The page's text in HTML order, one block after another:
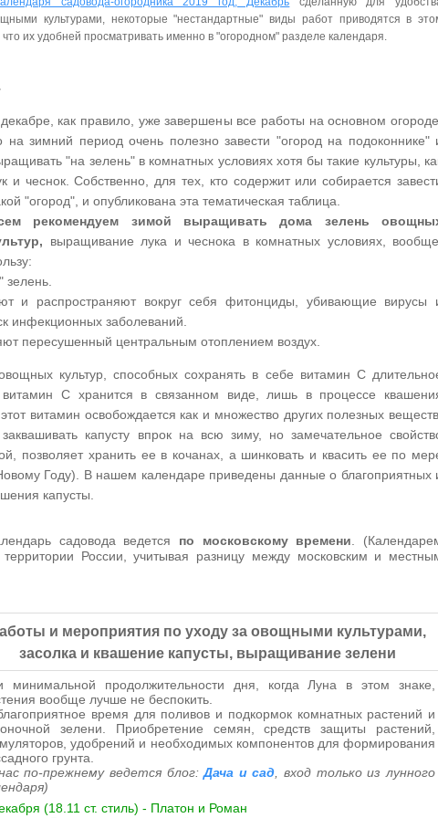
культурами, некоторые "нестандартные" виды работ приводятся в
что их удобней просматривать именно в "огородном" разделе календаря.
как правило, уже завершены все работы на основном огороде,
на зимний период очень полезно завести "огород на подоконнике"
"на зелень" в комнатных условиях хотя бы такие культуры,
и чеснок. Собственно, для тех, кто содержит или собирается
"огород", и опубликована эта тематическая таблица.
рекомендуем зимой выращивать дома зелень
выращивание лука и чеснока в комнатных условиях, вообще,
и распространяют вокруг себя фитонциды, убивающие вирусы
инфекционных заболеваний.
пересушенный центральным отоплением воздух.
культур, способных сохранять в себе витамин C
С хранится в связанном виде, лишь в процессе
витамин освобождается как и множество других полезных веществ.
капусту впрок на всю зиму, но замечательное
позволяет хранить ее в кочанах, а шинковать и квасить ее по
Году). В нашем календаре приведены данные о благоприятных
капусты.
садовода ведется по московскому времени .
России, учитывая разницу между московским и
и мероприятия по уходу за овощными культурами,
засолка и квашение капусты, выращивание зелени
минимальной продолжительности дня, когда Луна в этом знаке,
вообще лучше не беспокить.
время для поливов и подкормок комнатных растений и
зелени. Приобретение семян, средств защиты растений,
удобрений и необходимых компонентов для формирования
грунта.
по-прежнему ведется блог:Дача и сад , вход только из лунного
(18.11 ст. стиль) - Платон и Роман